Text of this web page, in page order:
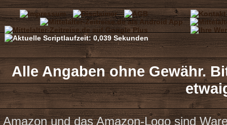
Alle Angaben ohne Gewähr.
Amazon und das Amazon-Logo sind